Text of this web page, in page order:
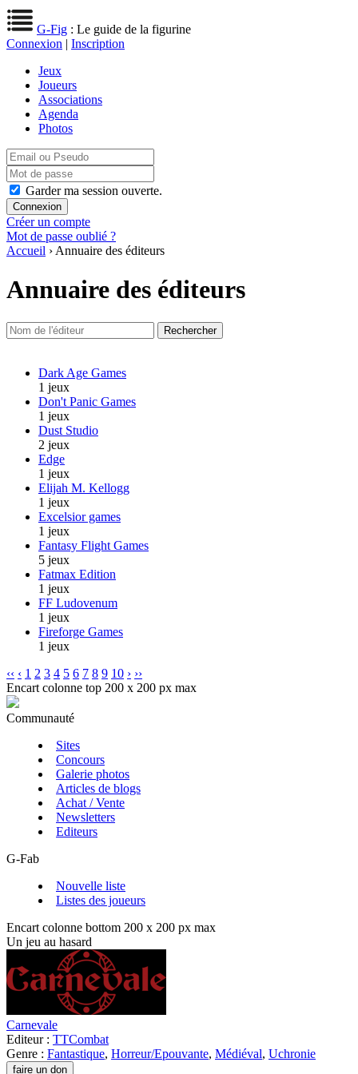
G-Fig : Le guide de la figurine
Connexion | Inscription
Jeux
Joueurs
Associations
Agenda
Photos
Garder ma session ouverte.
Créer un compte
Mot de passe oublié ?
Accueil › Annuaire des éditeurs
Annuaire des éditeurs
Dark Age Games
1 jeux
Don't Panic Games
1 jeux
Dust Studio
2 jeux
Edge
1 jeux
Elijah M. Kellogg
1 jeux
Excelsior games
1 jeux
Fantasy Flight Games
5 jeux
Fatmax Edition
1 jeux
FF Ludovenum
1 jeux
Fireforge Games
1 jeux
‹‹ ‹ 1 2 3 4 5 6 7 8 9 10 › ››
Encart colonne top 200 x 200 px max
Communauté
Sites
Concours
Galerie photos
Articles de blogs
Achat / Vente
Newsletters
Editeurs
G-Fab
Nouvelle liste
Listes des joueurs
Encart colonne bottom 200 x 200 px max
Un jeu au hasard
Carnevale
Editeur : TTCombat
Genre : Fantastique, Horreur/Epouvante, Médiéval, Uchronie